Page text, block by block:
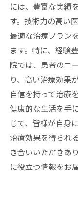
には、豊富な実績
す。技術力の高い
最適な治療プラン
ます。特に、経験
院では、患者のニ
り、高い治療効果
自信を持って治療
健康的な生活を手
じて、皆様が自身
治療効果を得られ
き合いいただきあ
に役立つ情報をお